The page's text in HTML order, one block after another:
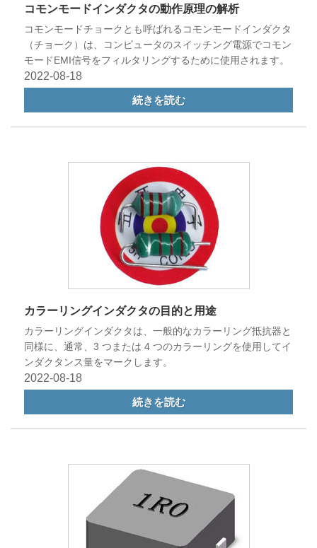
コモンモードインダクタの動作原理の解析
コモンモードチョークとも呼ばれるコモンモードインダクタ
（チョーク）は、コンピュータのスイッチング電源でコモン
モードEMI信号をフィルタリングするために使用されます。
2022-08-18
続きを読む
カラーリングインダクタの目的と用途
カラーリングインダクタは、一般的なカラーリング抵抗器と
同様に、通常、3 つまたは 4 つのカラーリングを使用してイ
ンダクタンス量をマークします。
2022-08-18
続きを読む